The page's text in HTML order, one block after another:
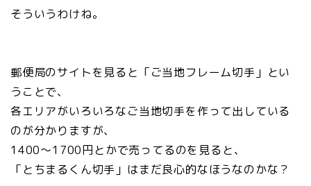
そういうわけね。
郵便局のサイトを見ると「ご当地フレーム切手」とい
うことで、
各エリアがいろいろなご当地切手を作って出している
のが分かりますが、
1400～1700円とかで売ってるのを見ると、
「とちまるくん切手」はまだ良心的なほうなのかな？